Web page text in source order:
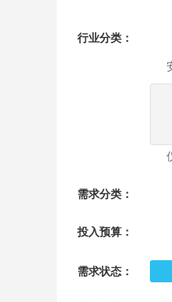
行业分类：
需求分类：
投入预算：
需求状态：